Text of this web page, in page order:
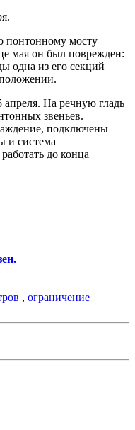
понтонному мосту
мая он был поврежден:
одна из его секций
апреля. На речную гладь
звеньев.
подключены
и система
до конца
, ограничение